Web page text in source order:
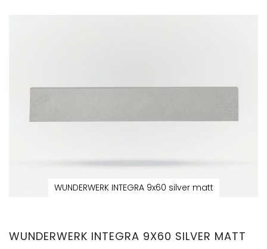
WUNDERWERK INTEGRA 9x60 silver matt
Bildergalerie
WUNDERWERK INTEGRA 9X60 SILVER MATT